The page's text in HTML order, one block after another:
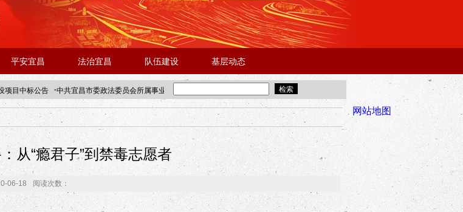
平安宜昌 法治宜昌 队伍建设 基层动态
项目中标公告 ·中共宜昌市委政法委员会所属事业单位2025年“招才兴业”事业单位人才引进·北京站面试成绩公告
醒
全市安全
从“瘾君子”到禁毒志愿者
06-18 阅读次数：
网站地图